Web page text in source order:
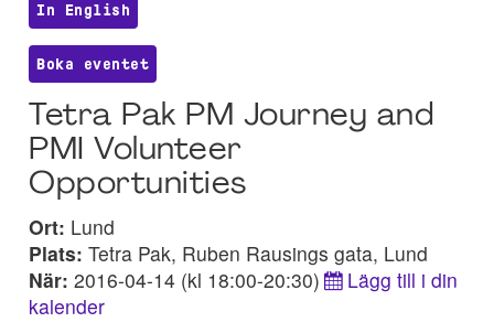
In English
Boka eventet
Tetra Pak PM Journey and
PMI Volunteer
Opportunities
Ort: Lund
Plats: Tetra Pak, Ruben Rausings gata, Lund
När: 2016-04-14 (kl 18:00-20:30)
Lägg till i din
kalender